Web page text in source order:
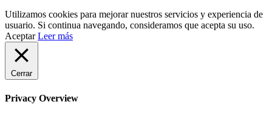
Utilizamos cookies para mejorar nuestros servicios y experiencia de
usuario. Si continua navegando, consideramos que acepta su uso.
Aceptar Leer más
Cerrar
Privacy Overview